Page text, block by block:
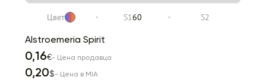
Цвет S160 S2
Alstroemeria Spirit
0,16€- Цена продавца
0,20$- Цена в MIA